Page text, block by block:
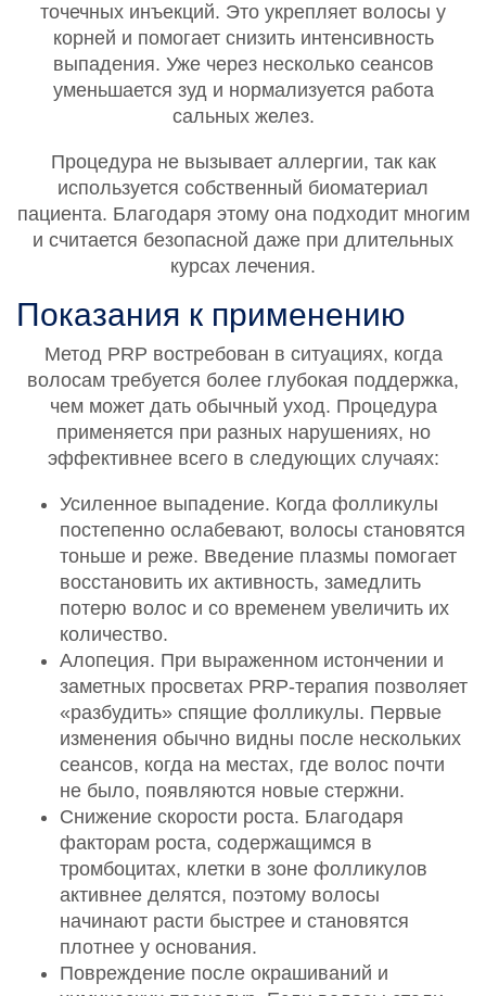
точечных инъекций. Это укрепляет волосы у
корней и помогает снизить интенсивность
выпадения. Уже через несколько сеансов
уменьшается зуд и нормализуется работа
сальных желез.
Процедура не вызывает аллергии, так как
используется собственный биоматериал
пациента. Благодаря этому она подходит многим
и считается безопасной даже при длительных
курсах лечения.
Показания к применению
Метод PRP востребован в ситуациях, когда
волосам требуется более глубокая поддержка,
чем может дать обычный уход. Процедура
применяется при разных нарушениях, но
эффективнее всего в следующих случаях:
Усиленное выпадение. Когда фолликулы
постепенно ослабевают, волосы становятся
тоньше и реже. Введение плазмы помогает
восстановить их активность, замедлить
потерю волос и со временем увеличить их
количество.
Алопеция. При выраженном истончении и
заметных просветах PRP-терапия позволяет
«разбудить» спящие фолликулы. Первые
изменения обычно видны после нескольких
сеансов, когда на местах, где волос почти
не было, появляются новые стержни.
Снижение скорости роста. Благодаря
факторам роста, содержащимся в
тромбоцитах, клетки в зоне фолликулов
активнее делятся, поэтому волосы
начинают расти быстрее и становятся
плотнее у основания.
Повреждение после окрашиваний и